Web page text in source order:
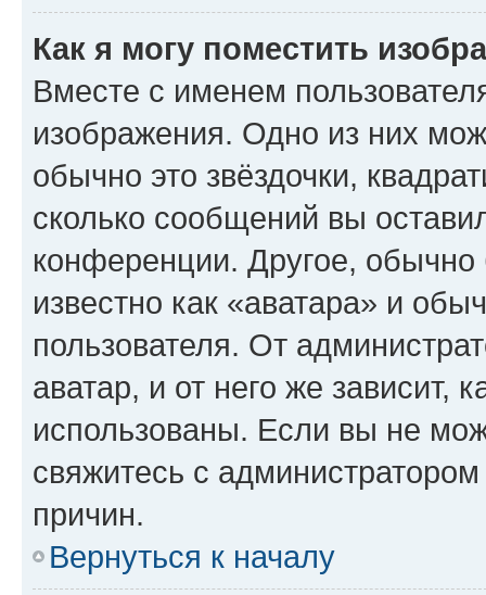
Как я могу поместить
Вместе с именем
изображения. Одно из них
обычно это звёздочки,
сколько сообщений вы
конференции. Другое,
известно как «аватара» и
пользователя. От
аватар, и от него же зависит,
использованы. Если вы не
свяжитесь с
причин.
Вернуться к началу